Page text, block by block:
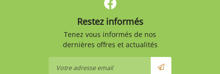
Restez informés
Tenez vous informés de nos
dernières offres et actualités